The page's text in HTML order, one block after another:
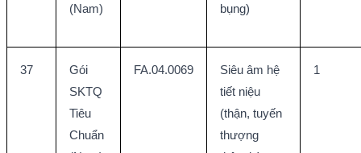
(Nam)
bụng)
37
Gói
SKTQ
Tiêu
Chuẩn
FA.04.0069
Siêu âm hệ
tiết niệu
(thận, tuyến
thượng
1